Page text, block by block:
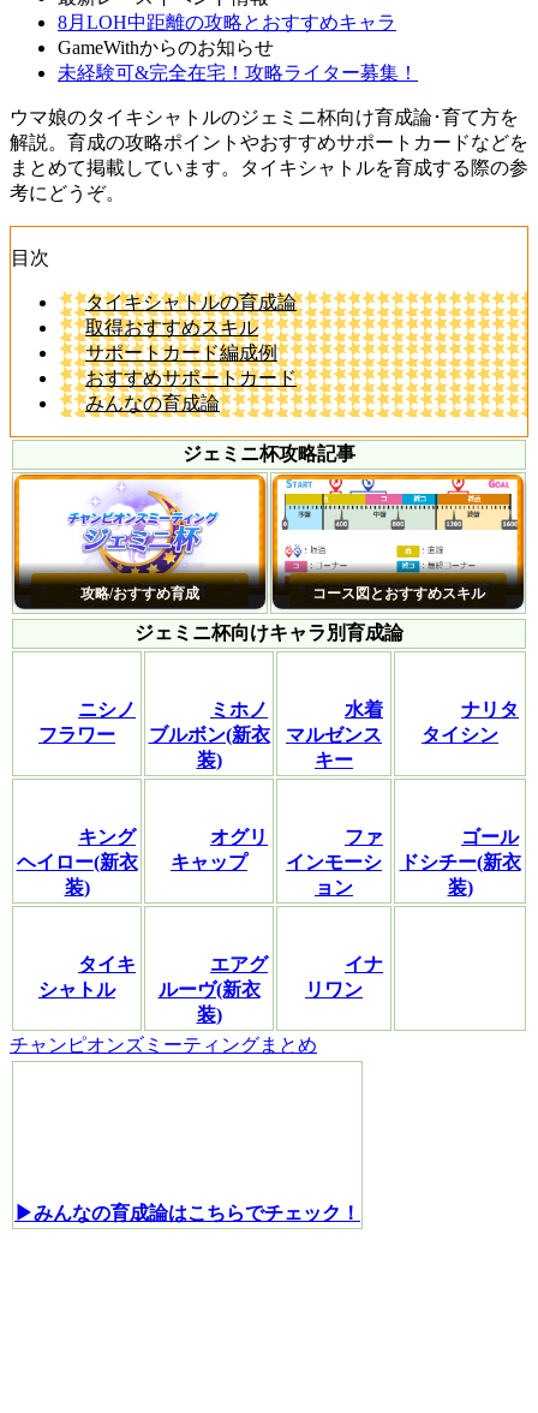
8月LOH中距離の攻略とおすすめキャラ
GameWithからのお知らせ
未経験可&完全在宅！攻略ライター募集！
ウマ娘のタイキシャトルのジェミニ杯向け育成論･育て方を
解説。育成の攻略ポイントやおすすめサポートカードなどを
まとめて掲載しています。タイキシャトルを育成する際の参
考にどうぞ。
目次
タイキシャトルの育成論
取得おすすめスキル
サポートカード編成例
おすすめサポートカード
みんなの育成論
ジェミニ杯攻略記事
攻略/おすすめ育成 コース図とおすすめスキル
ジェミニ杯向けキャラ別育成論
ニシノ
フラワー
ミホノ
ブルボン(新衣
装)
水着
マルゼンス
キー
ナリタ
タイシン
キング
ヘイロー(新衣
装)
オグリ
キャップ
ファ
インモーシ
ョン
ゴール
ドシチー(新衣
装)
タイキ
シャトル
エアグ
ルーヴ(新衣
装)
イナ
リワン
チャンピオンズミーティングまとめ
▶みんなの育成論はこちらでチェック！